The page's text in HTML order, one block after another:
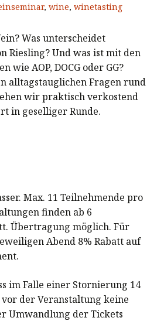
, wine, winetasting
Was unterscheidet
Riesling? Und was ist mit den
wie AOP, DOCG oder GG?
alltagstauglichen Fragen rund
wir praktisch verkostend
in geselliger Runde.
Max. 11 Teilnehmende pro
finden ab 6
Übertragung möglich. Für
Abend 8% Rabatt auf
im Falle einer Stornierung 14
der Veranstaltung keine
Umwandlung der Tickets